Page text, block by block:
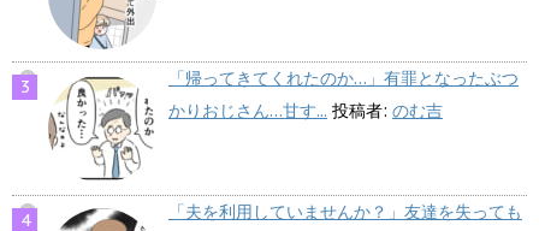
「帰ってきてくれたのか…」有罪となったぶつ
かりおじさん…甘す... 投稿者: のむ吉
「夫を利用していませんか？」友達を失っても